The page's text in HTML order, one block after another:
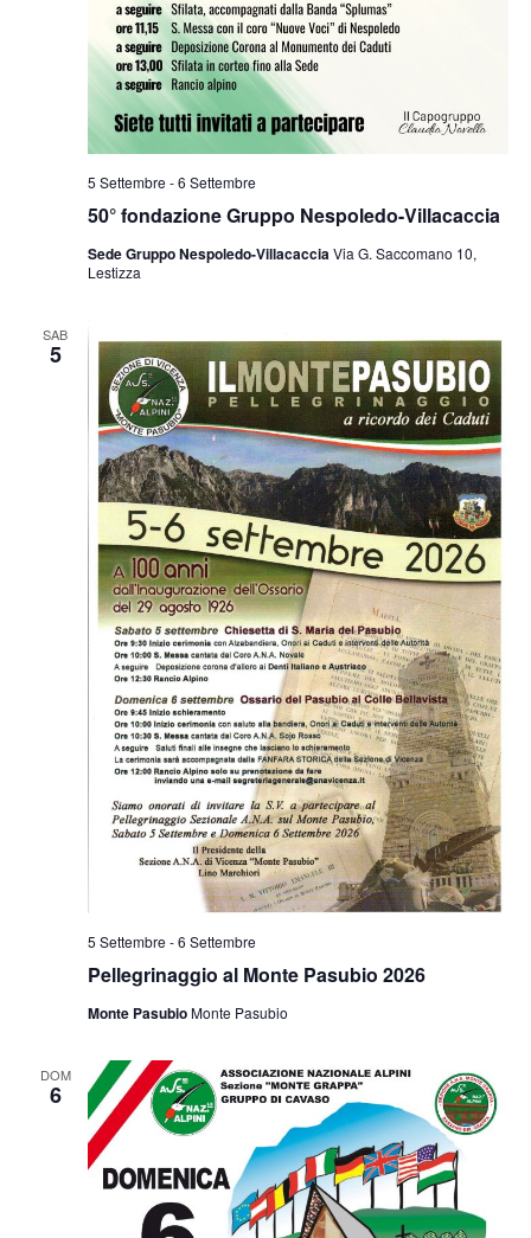
50° fondazione Gruppo Nespoledo-Villacaccia
5 Settembre -6 Settembre
Sede Gruppo Nespoledo-VillacacciaVia G. Saccomano 10,
Lestizza
SAB
5
Pellegrinaggio al Monte Pasubio 2026
5 Settembre -6 Settembre
Monte PasubioMonte Pasubio
DOM
6